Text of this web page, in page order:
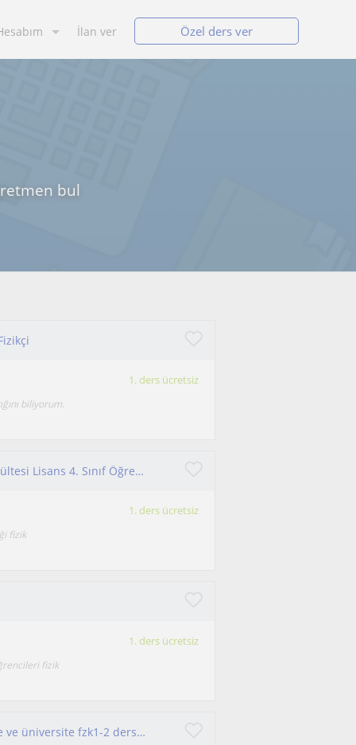
İlan ver Özel ders ver
bul
1. ders ücretsiz
biliyorum.
Merhaba, Uludağ Üniversitesi Fen Edebiyat Fakültesi Lisans 4. Sınıf Öğrencisiyim
1. ders ücretsiz
fizik
1. ders ücretsiz
fizik
Fizik bölümü 3. Sınıf öğrencisiyim. Lise fiziğinde ve üniversite fzk1-2 derslerinde yardımcı olurum